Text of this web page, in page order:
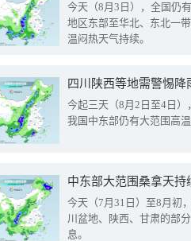
今天（8月3日），全国仍
地区东部至华北、东北一
温闷热天气持续。
今起三天（8月2日至4日
我国中东部仍有大范围高
中东部大范围桑拿天
今天（7月31日）至8月初
川盆地、陕西、甘肃的部
息。